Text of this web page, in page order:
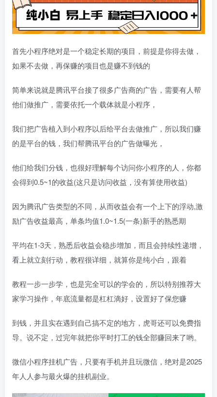
首先小程序绝对是一个稳定长期的项目，前提是你得去做，
如果不去做，再保赚的项目也是赚不到钱的
简单来说就是腾讯平台接了很多广告商的广告，需要有人帮
他们做推广，需要依托一个载体就是小程序，
我们把广告植入到小程序以后给平台去做推广，所以我们赚
的是平台的钱，我们帮腾讯平台的广告做曝光，
他们给我们分钱，也很好理解每个访问你小程序的人，你都
会得到0.5~1的收益(这只是访问收益，没有算使用收益)
因为腾讯广告类型的不同，从而收益会有一个上下的浮动,激
励广告收益最高，单条均值1.0~1.5(一条)新手的熟悉期
平均在1-3天，熟悉后收益会稳步增加，而且会持续性递增，
看上就立刻行动，教程很详细，就算你是纯小白，跟着
教程一步一步学，也是完全可以的学会的，所以特别推荐大
家学习操作，年底流量都是杠杠滴好，设置好了保您赚
到钱，并且实在遇到自己搞不定的地方，虎哥还可以免费指
导。说不定，过完年就把你平时打工的钱全部赚回来了哟。
微信小程序挂机广告，只要有手机并且玩微信，绝对是2025
年人人参与最火爆的挂机副业。